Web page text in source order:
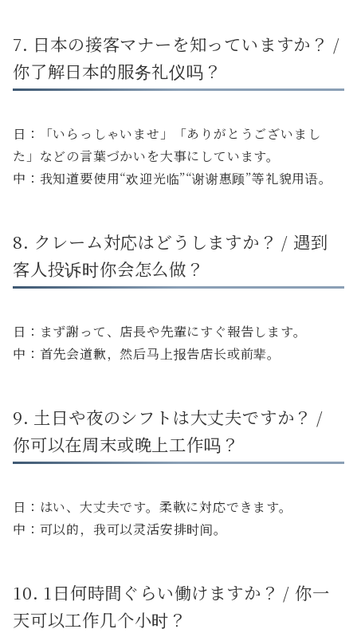
7. 日本の接客マナーを知っていますか？ /
你了解日本的服务礼仪吗？
日：「いらっしゃいませ」「ありがとうございまし
た」などの言葉づかいを大事にしています。
中：我知道要使用“欢迎光临”“谢谢惠顾”等礼貌用语。
8. クレーム対応はどうしますか？ / 遇到
客人投诉时你会怎么做？
日：まず謝って、店長や先輩にすぐ報告します。
中：首先会道歉，然后马上报告店长或前辈。
9. 土日や夜のシフトは大丈夫ですか？ /
你可以在周末或晚上工作吗？
日：はい、大丈夫です。柔軟に対応できます。
中：可以的，我可以灵活安排时间。
10. 1日何時間ぐらい働けますか？ / 你一
天可以工作几个小时？